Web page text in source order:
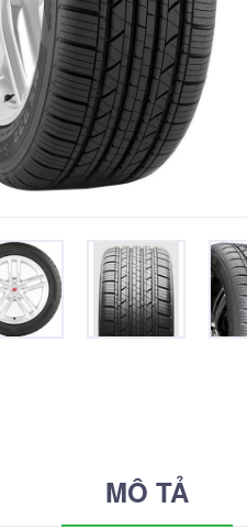
MÔ TẢ